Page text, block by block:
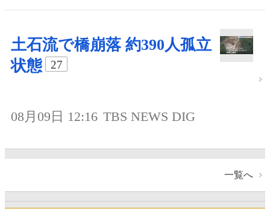
土石流で橋崩落 約390人孤立
状態
27
08月09日 12:16 TBS NEWS DIG
一覧へ